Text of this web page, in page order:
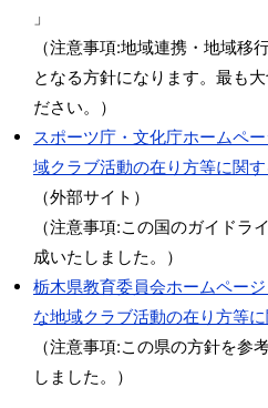
」
（注意事項:地域連携・地域移
となる方針になります。最も
ださい。）
スポーツ庁・文化庁ホームペ
域クラブ活動の在り方等に関
（外部サイト）
（注意事項:この国のガイドラ
成いたしました。）
栃木県教育委員会ホームペー
な地域クラブ活動の在り方等に
（注意事項:この県の方針を参
しました。）